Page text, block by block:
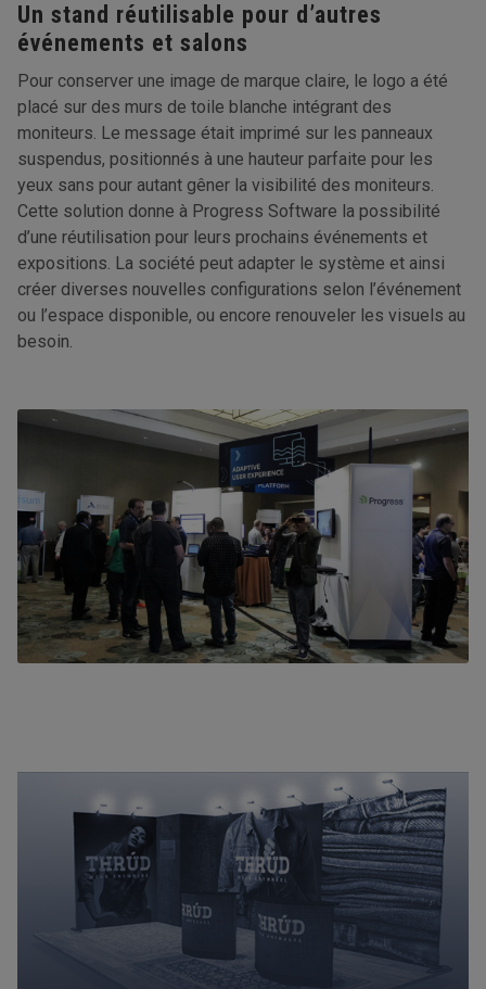
Un stand réutilisable pour d’autres
événements et salons
Pour conserver une image de marque claire, le logo a été
placé sur des murs de toile blanche intégrant des
moniteurs. Le message était imprimé sur les panneaux
suspendus, positionnés à une hauteur parfaite pour les
yeux sans pour autant gêner la visibilité des moniteurs.
Cette solution donne à Progress Software la possibilité
d’une réutilisation pour leurs prochains événements et
expositions. La société peut adapter le système et ainsi
créer diverses nouvelles configurations selon l’événement
ou l’espace disponible, ou encore renouveler les visuels au
besoin.